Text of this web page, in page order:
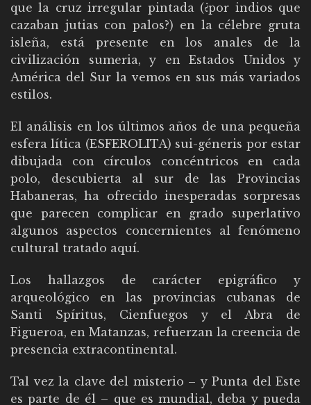
que la cruz irregular pintada (¿por indios que
cazaban jutias con palos?) en la célebre gruta
isleña, está presente en los anales de la
civilización sumeria, y en Estados Unidos y
América del Sur la vemos en sus más variados
estilos.
El análisis en los últimos años de una pequeña
esfera lítica (ESFEROLITA) sui-géneris por estar
dibujada con círculos concéntricos en cada
polo, descubierta al sur de las Provincias
Habaneras, ha ofrecido inesperadas sorpresas
que parecen complicar en grado superlativo
algunos aspectos concernientes al fenómeno
cultural tratado aquí.
Los hallazgos de carácter epigráfico y
arqueológico en las provincias cubanas de
Santi Spíritus, Cienfuegos y el Abra de
Figueroa, en Matanzas, refuerzan la creencia de
presencia extracontinental.
Tal vez la clave del misterio – y Punta del Este
es parte de él – que es mundial, deba y pueda